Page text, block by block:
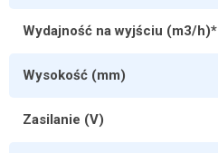
Wydajność na wyjściu (m3/h)*
Wysokość (mm)
Zasilanie (V)